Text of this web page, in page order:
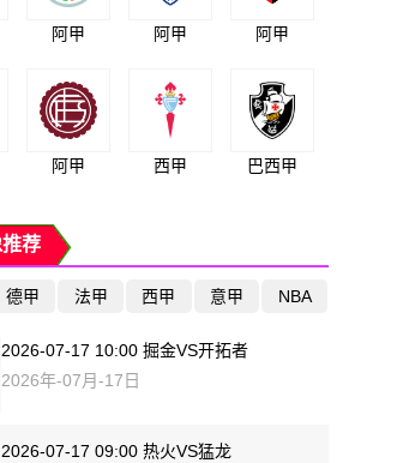
阿甲 阿甲 阿甲
阿甲 西甲 巴西甲
荐
德甲 法甲 西甲 意甲 NBA
2026-07-17 10:00 掘金VS开拓者
2026年-07月-17日
2026-07-17 09:00 热火VS猛龙